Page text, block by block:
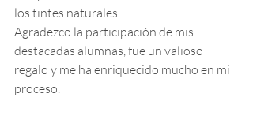
los tintes naturales.
Agradezco la participación de mis
destacadas alumnas, fue un valioso
regalo y me ha enriquecido mucho en mi
proceso.